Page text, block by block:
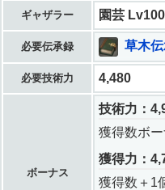
ギャザラー 園芸 Lv100
必要伝承録 草木
必要技術力 4,480
ボーナス
技術力：
獲得数ボ
獲得力：
獲得数＋1